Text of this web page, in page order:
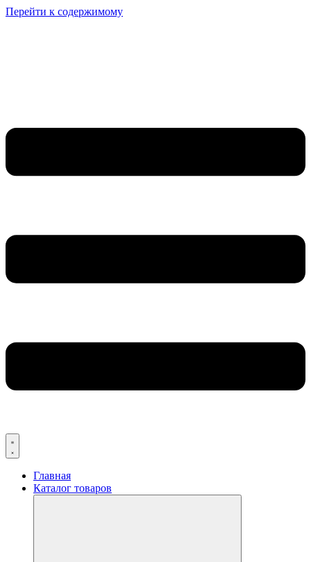
Перейти к содержимому
Главная
Каталог товаров